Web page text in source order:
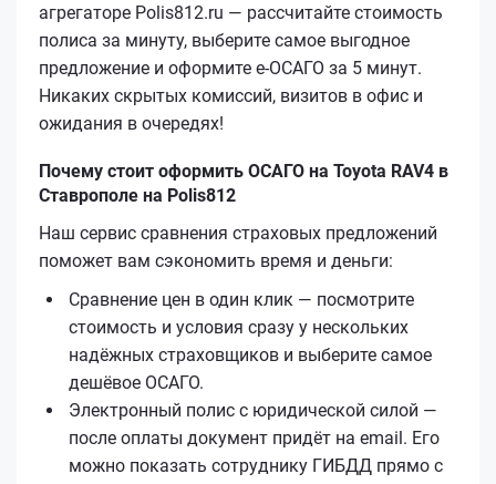
агрегаторе Polis812.ru — рассчитайте стоимость
полиса за минуту, выберите самое выгодное
предложение и оформите е‑ОСАГО за 5 минут.
Никаких скрытых комиссий, визитов в офис и
ожидания в очередях!
Почему стоит оформить ОСАГО на Toyota RAV4 в
Ставрополе на Polis812
Наш сервис сравнения страховых предложений
поможет вам сэкономить время и деньги:
Сравнение цен в один клик — посмотрите
стоимость и условия сразу у нескольких
надёжных страховщиков и выберите самое
дешёвое ОСАГО.
Электронный полис с юридической силой —
после оплаты документ придёт на email. Его
можно показать сотруднику ГИБДД прямо с